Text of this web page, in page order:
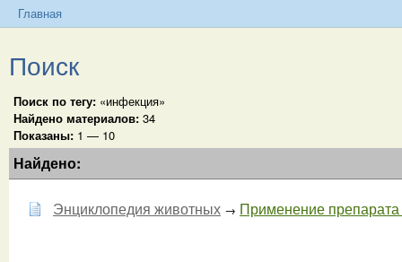
Главная
Поиск
Поиск по тегу: «инфекция»
Найдено материалов: 34
Показаны: 1 — 10
Найдено:
Энциклопедия животных → Применение